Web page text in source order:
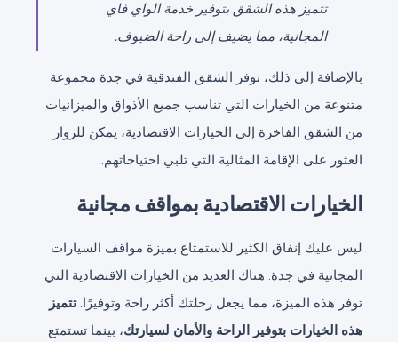
تتميز هذه الشقق بتوفير خدمة الواي فاي
المجانية، مما يضيف إلى راحة الضيوف.
بالإضافة إلى ذلك، توفر الشقق الفندقية في جدة مجموعة
متنوعة من الخيارات التي تناسب جميع الأذواق والميزانيات.
من الشقق الفاخرة إلى الخيارات الاقتصادية، يمكن للزوار
العثور على الإقامة المثالية التي تلبي احتياجاتهم.
الخيارات الاقتصادية بمواقف مجانية
ليس عليك إنفاق الكثير للاستمتاع بميزة مواقف السيارات
المجانية في جدة. هناك العديد من الخيارات الاقتصادية التي
توفر هذه الميزة، مما يجعل رحلتك أكثر راحة وتوفيرًا.تتميز
هذه الخيارات بتوفير الراحة والأمان لسيارتك، بينما تستمتع